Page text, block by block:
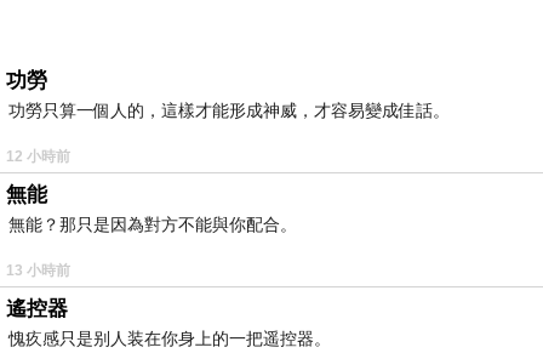
功勞
功勞只算一個人的，這樣才能形成神威，才容易變成佳話。
12 小時前
無能
無能？那只是因為對方不能與你配合。
13 小時前
遙控器
愧疚感只是别人装在你身上的一把遥控器。